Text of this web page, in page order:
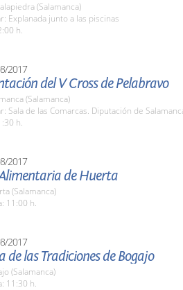
(Salamanca)
Explanada junto a las piscinas
h.
2017
del V Cross de Pelabravo
(Salamanca)
Sala de las Comarcas. Diputación de
h.
2017
de Huerta
(Salamanca)
11:00 h.
2017
de las Tradiciones de Bogajo
(Salamanca)
11:30 h.